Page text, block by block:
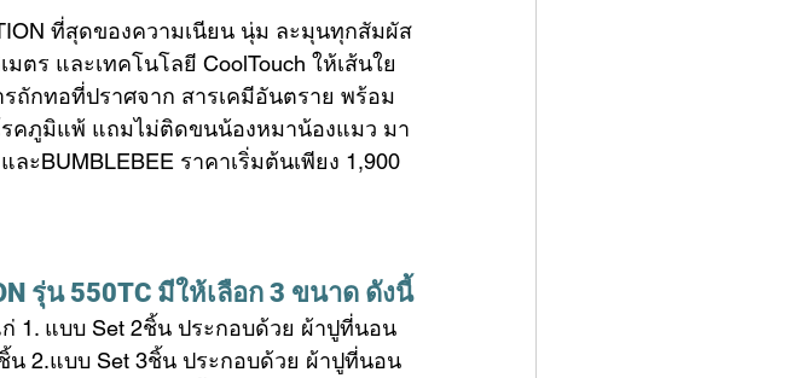
ที่สุดของความเนียน นุ่ม ละมุนทุกสัมผัส
ตร และเทคโนโลยี CoolTouch ให้เส้นใย
ถักทอที่ปราศจาก สารเคมีอันตราย พร้อม
คภูมิแพ้ แถมไม่ติดขนน้องหมาน้องแมว มา
ะBUMBLEBEE ราคาเริ่มต้นเพียง 1,900
รุ่น 550TC มีให้เลือก 3 ขนาด ดังนี้
1. แบบ Set 2ชิ้น ประกอบด้วย ผ้าปูที่นอน
2.แบบ Set 3ชิ้น ประกอบด้วย ผ้าปูที่นอน